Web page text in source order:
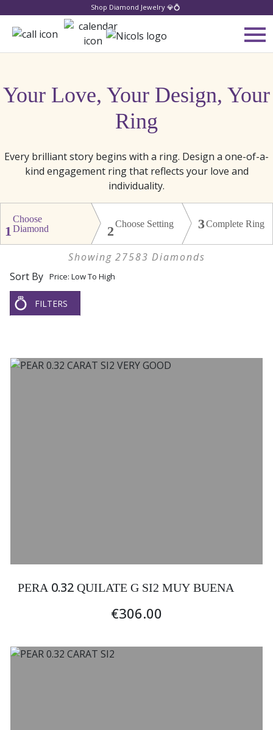
Shop Diamond Jewelry 💎💍
Your Love, Your Design, Your
Ring
Every brilliant story begins with a ring. Design a one-of-a-
kind engagement ring that reflects your love and
individuality.
1
Choose
Diamond
2 Choose Setting 3Complete Ring
Showing 27583 Diamonds
Sort By Price: Low To High
FILTERS
PERA 0.32QUILATE G SI2 MUY BUENA
€306.00